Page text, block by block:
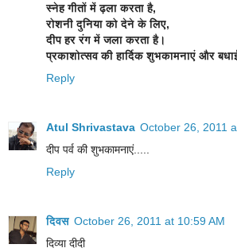
स्नेह गीतों में ढ़ला करता है,
रोशनी दुनिया को देने के लिए,
दीप हर रंग में जला करता है।
प्रकाशोत्सव की हार्दिक शुभकामनाएं और
Reply
Atul Shrivastava October 26, 2011
दीप पर्व की शुभकामनाएं.....
Reply
दिवस October 26, 2011 at 10:59 AM
दिव्या दीदी